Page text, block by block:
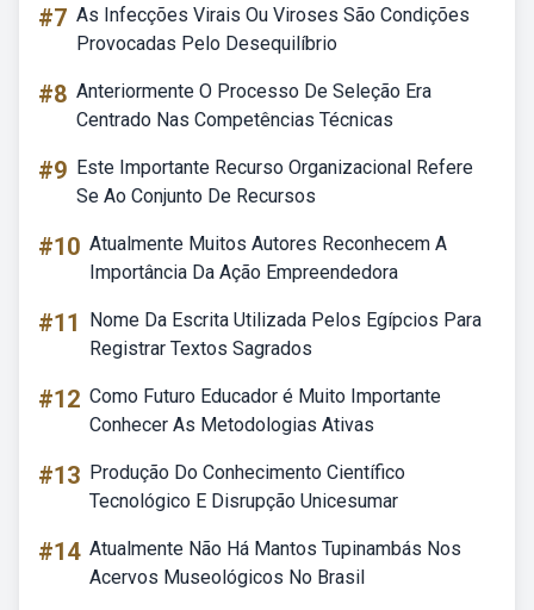
#7 As Infecções Virais Ou Viroses São Condições
Provocadas Pelo Desequilíbrio
#8 Anteriormente O Processo De Seleção Era
Centrado Nas Competências Técnicas
#9 Este Importante Recurso Organizacional Refere
Se Ao Conjunto De Recursos
#10 Atualmente Muitos Autores Reconhecem A
Importância Da Ação Empreendedora
#11
Nome Da Escrita Utilizada Pelos Egípcios Para
Registrar Textos Sagrados
#12 Como Futuro Educador é Muito Importante
Conhecer As Metodologias Ativas
#13 Produção Do Conhecimento Científico
Tecnológico E Disrupção Unicesumar
#14 Atualmente Não Há Mantos Tupinambás Nos
Acervos Museológicos No Brasil